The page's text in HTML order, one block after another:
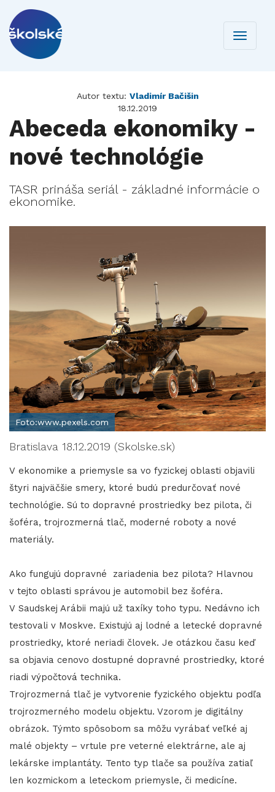
Toggle
Autor textu: Vladimír Bačišin
18.12.2019
Abeceda ekonomiky -
nové technológie
TASR prináša seriál - základné informácie o
ekonomike.
Foto:www.pexels.com
Bratislava 18.12.2019 (Skolske.sk)
V ekonomike a priemysle sa vo fyzickej oblasti objavili
štyri najväčšie smery, ktoré budú predurčovať nové
technológie. Sú to dopravné prostriedky bez pilota, či
šoféra, trojrozmerná tlač, moderné roboty a nové
materiály.
Ako fungujú dopravné zariadenia bez pilota? Hlavnou
v tejto oblasti správou je automobil bez šoféra.
V Saudskej Arábii majú už taxíky toho typu. Nedávno ich
testovali v Moskve. Existujú aj lodné a letecké dopravné
prostriedky, ktoré neriadi človek. Je otázkou času keď
sa objavia cenovo dostupné dopravné prostriedky, ktoré
riadi výpočtová technika.
Trojrozmerná tlač je vytvorenie fyzického objektu podľa
trojrozmerného modelu objektu. Vzorom je digitálny
obrázok. Týmto spôsobom sa môžu vyrábať veľké aj
malé objekty – vrtule pre veterné elektrárne, ale aj
lekárske implantáty. Tento typ tlače sa používa zatiaľ
len kozmickom a leteckom priemysle, či medicíne.